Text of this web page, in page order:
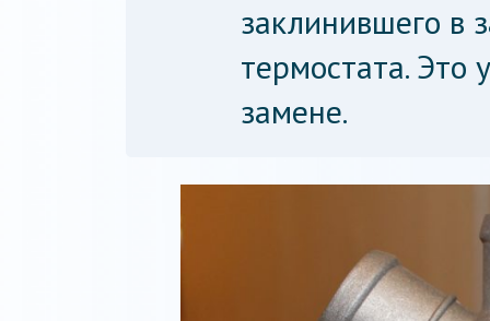
заклинившего в
термостата. Это
замене.